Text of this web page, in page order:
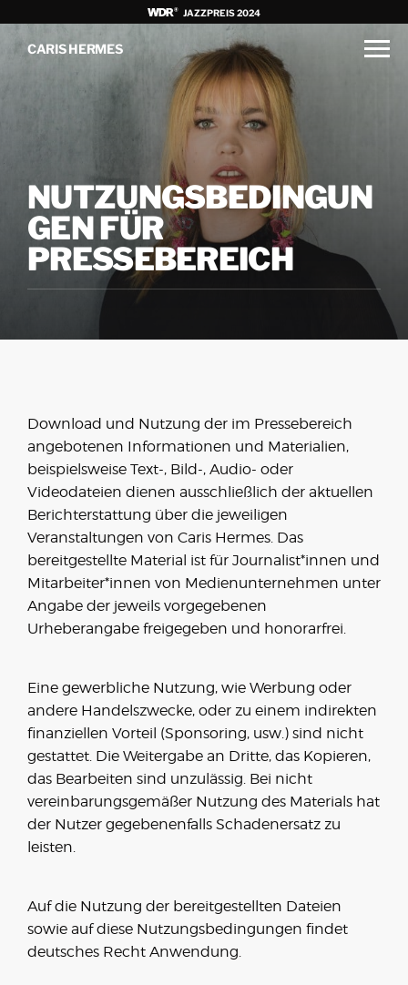
JAZZPREIS 2024
CARIS HERMES
NUTZUNGSBEDINGUN
GEN FÜR
PRESSEBEREICH
Download und Nutzung der im Pressebereich
angebotenen Informationen und Materialien,
beispielsweise Text-, Bild-, Audio- oder
Videodateien dienen ausschließlich der aktuellen
Berichterstattung über die jeweiligen
Veranstaltungen von Caris Hermes. Das
bereitgestellte Material ist für Journalist*innen und
Mitarbeiter*innen von Medienunternehmen unter
Angabe der jeweils vorgegebenen
Urheberangabe freigegeben und honorarfrei.
Eine gewerbliche Nutzung, wie Werbung oder
andere Handelszwecke, oder zu einem indirekten
finanziellen Vorteil (Sponsoring, usw.) sind nicht
gestattet. Die Weitergabe an Dritte, das Kopieren,
das Bearbeiten sind unzulässig. Bei nicht
vereinbarungsgemäßer Nutzung des Materials hat
der Nutzer gegebenenfalls Schadenersatz zu
leisten.
Auf die Nutzung der bereitgestellten Dateien
sowie auf diese Nutzungsbedingungen findet
deutsches Recht Anwendung.